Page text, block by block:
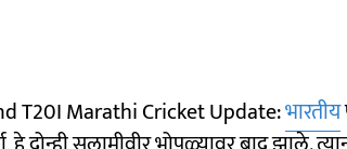
T20I Marathi Cricket Update:भारतीय